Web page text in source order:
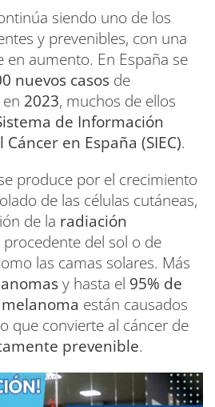
siendo uno de los
y prevenibles, con una
en aumento. En España se
nuevos casos de
2023, muchos de ellos
de Información
en España (SIEC).
produce por el crecimiento
de las células cutáneas,
de la radiación
procedente del sol o de
las camas solares. Más
y hasta el 95% de
están causados
que convierte al cáncer de
prevenible.